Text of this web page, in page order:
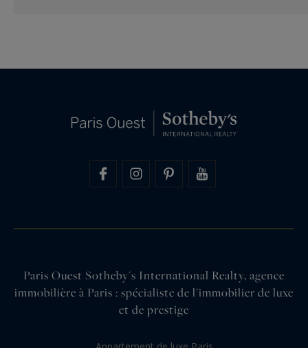
Paris Ouest Sotheby's International Realty, agence
immobilière à Paris : spécialiste de l'immobilier de luxe
et de prestige